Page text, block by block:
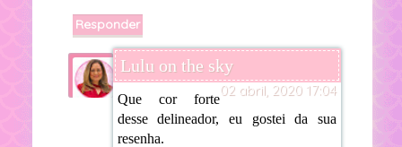
Responder
Lulu on the sky
02 abril, 2020 17:04
Que cor forte
desse delineador, eu gostei da sua
resenha.